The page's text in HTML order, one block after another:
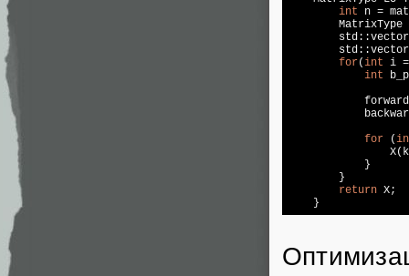
int n =
MatrixType
std ::vector
std ::vector
for(int i
int
for (
            }
        }
return X;